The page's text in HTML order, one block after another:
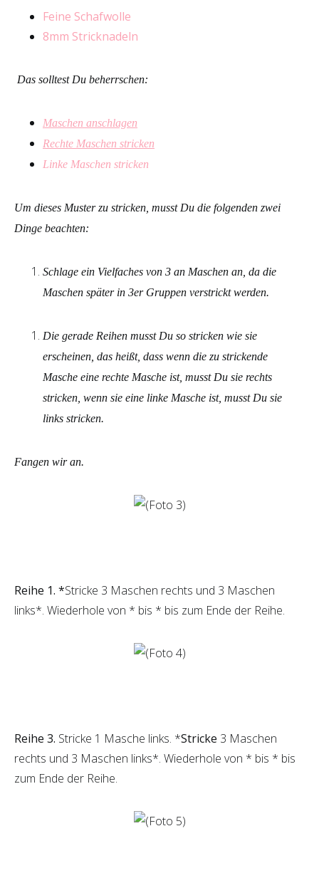
Feine Schafwolle
8mm Stricknadeln
Das solltest Du beherrschen:
Maschen anschlagen
Rechte Maschen stricken
Linke Maschen stricken
Um dieses Muster zu stricken, musst Du die folgenden zwei
Dinge beachten:
Schlage ein Vielfaches von 3 an Maschen an, da die
Maschen später in 3er Gruppen verstrickt werden.
Die gerade Reihen musst Du so stricken wie sie
erscheinen, das heißt, dass wenn die zu strickende
Masche eine rechte Masche ist, musst Du sie rechts
stricken, wenn sie eine linke Masche ist, musst Du sie
links stricken.
Fangen wir an.
Reihe 1. *Stricke 3 Maschen rechts und 3 Maschen
links*. Wiederhole von * bis * bis zum Ende der Reihe.
Reihe 3. Stricke 1 Masche links. *Stricke 3 Maschen
rechts und 3 Maschen links*. Wiederhole von * bis * bis
zum Ende der Reihe.